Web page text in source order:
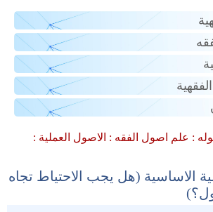
: علم اصول الفقه : الاصول العملية :
الاساسية (هل يجب الاحتياط تجاه